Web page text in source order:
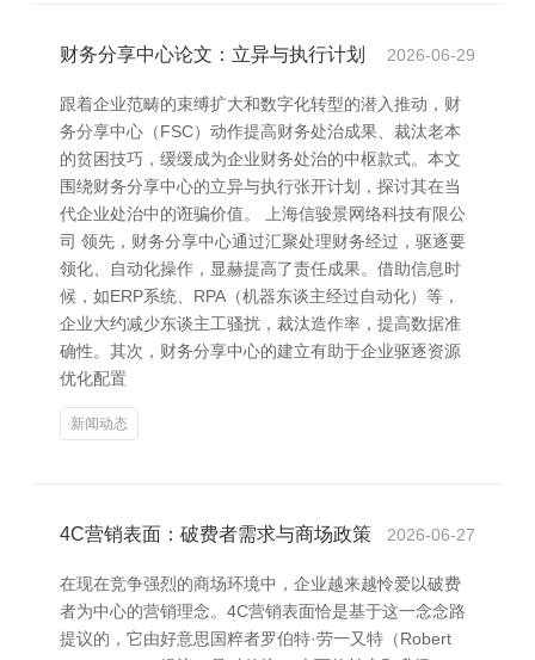
财务分享中心论文：立异与执行计划 2026-06-29
跟着企业范畴的束缚扩大和数字化转型的潜入推动，财
务分享中心（FSC）动作提高财务处治成果、裁汰老本
的贫困技巧，缓缓成为企业财务处治的中枢款式。本文
围绕财务分享中心的立异与执行张开计划，探讨其在当
代企业处治中的诳骗价值。 上海信骏景网络科技有限公
司 领先，财务分享中心通过汇聚处理财务经过，驱逐要
领化、自动化操作，显赫提高了责任成果。借助信息时
候，如ERP系统、RPA（机器东谈主经过自动化）等，
企业大约减少东谈主工骚扰，裁汰造作率，提高数据准
确性。其次，财务分享中心的建立有助于企业驱逐资源
优化配置
新闻动态
4C营销表面：破费者需求与商场政策 2026-06-27
在现在竞争强烈的商场环境中，企业越来越怜爱以破费
者为中心的营销理念。4C营销表面恰是基于这一念念路
提议的，它由好意思国粹者罗伯特·劳一又特（Robert